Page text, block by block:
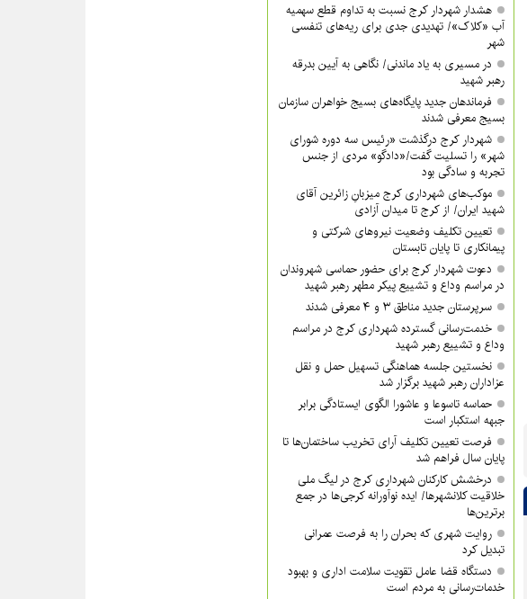
هشدار شهردار کرج نسبت به تداوم قطع سهمیه
آب «کلاک»/ تهدیدی جدی برای ریه‌های تنفسی
شهر
در مسیری به یاد ماندنی/ نگاهی به آیین بدرقه
رهبر شهید
فرماندهان جدید پایگاه‌های بسیج خواهران سازمان
بسیج معرفی شدند
شهردار کرج درگذشت «رئیس سه دوره شورای
شهر» را تسلیت گفت/«دادگو» مردی از جنس
تجربه و سادگی بود
موکب‌های شهرداری کرج میزبانِ زائرین آقای
شهید ایران/ از کرج تا میدان آزادی
تعیین تکلیف وضعیت نیروهای شرکتی و
پیمانکاری تا پایان تابستان
دعوت شهردار کرج برای حضور حماسی شهروندان
در مراسم وداع و تشییع پیکر مطهر رهبر شهید
سرپرستان جدید مناطق ۳ و ۴ معرفی شدند
خدمت‌رسانی گسترده شهرداری کرج در مراسم
وداع و تشییع رهبر شهید
نخستین جلسه هماهنگی تسهیل حمل و نقل
عزاداران رهبر شهید برگزار شد
حماسه تاسوعا و عاشورا الگوی ایستادگی برابر
جبهه استکبار است
فرصت تعیین تکلیف آرای تخریب ساختمان‌ها تا
پایان سال فراهم شد
درخشش کارکنان شهرداری کرج در لیگ ملی
خلاقیت کلانشهرها/ ایده نوآورانه کرجی‌ها در جمع
برترین‌ها
روایت شهری که بحران را به فرصت عمرانی
تبدیل کرد
دستگاه قضا عامل تقویت سلامت اداری و بهبود
خدمات‌رسانی به مردم است